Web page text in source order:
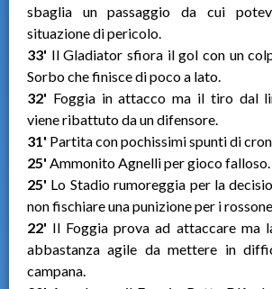
sbaglia un passaggio da cui
situazione di pericolo.
33' Il Gladiator sfiora il gol con un
Sorbo che finisce di poco a lato.
32' Foggia in attacco ma il tiro dal
viene ribattuto da un difensore.
31' Partita con pochissimi spunti di
25' Ammonito Agnelli per gioco falloso.
25' Lo Stadio rumoreggia per la
non fischiare una punizione per i
22' Il Foggia prova ad attaccare ma
abbastanza agile da mettere in
campana.